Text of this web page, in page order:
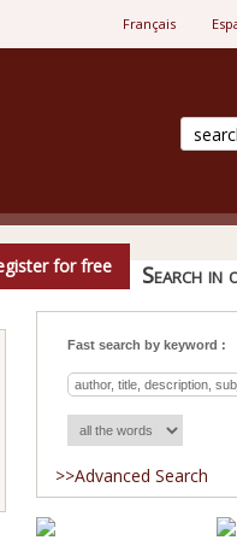
Français
for free Search in
Fast search by keyword :
>>Advanced Search